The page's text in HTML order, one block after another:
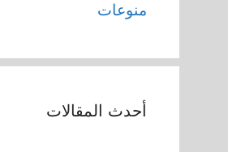
منوعات
أحدث المقالات